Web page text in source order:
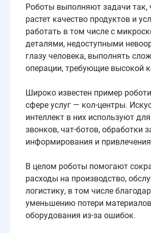
Роботы выполняют задачи так,
растет качество продуктов и
работать в том числе с
деталями, недоступными
глазу человека, выполнять
операции, требующие высокой
Широко известен пример
сфере услуг — кол-центры.
интеллект в них используют
звонков, чат-ботов, обработки
информирования и
В целом роботы помогают
расходы на производство,
логистику, в том числе
уменьшению потери
оборудования из-за ошибок.